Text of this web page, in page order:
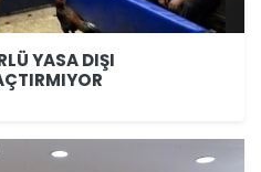
YASA DIŞI